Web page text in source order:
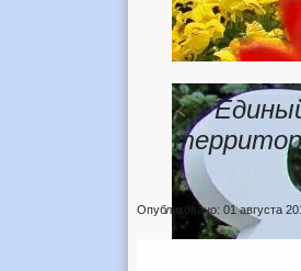
Опубликовано: 01 августа